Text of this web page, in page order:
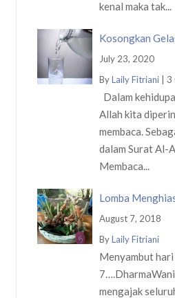
kenal maka tak...
Kosongkan
July 23, 2020
ByLaily Fitriani| 3
Dalam
Allah kita
membaca.
dalam Surat Al-
Membaca...
Lomba
August 7, 2018
ByLaily Fitriani
Menyambut hari
mengajak